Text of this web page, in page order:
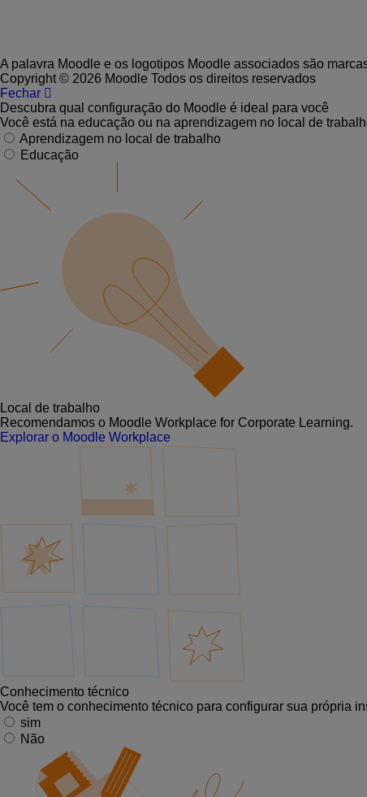
A palavra Moodle e os logotipos Moodle associados são
Copyright © 2026 Moodle Todos os direitos reservados
Fechar
Descubra qual configuração do Moodle é ideal para você
Você está na educação ou na aprendizagem no local de
Aprendizagem no local de trabalho
Educação
Local de trabalho
Recomendamos o Moodle Workplace for Corporate Learning.
Explorar o Moodle Workplace
Conhecimento técnico
Você tem o conhecimento técnico para configurar sua própria
sim
Não